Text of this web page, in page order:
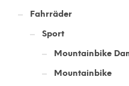
Fahrräder
Sport
Mountainbike
Mountainbike